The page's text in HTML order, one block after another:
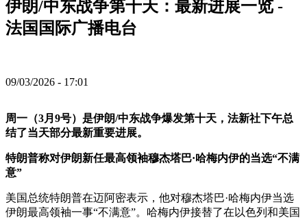
伊朗/中东战争第十天：最新进展一览 -
法国国际广播电台
09/03/2026 - 17:01
周一（3月9号）是伊朗/中东战争爆发第十天，法新社下午总
结了当天部分最新重要进展。
特朗普称对伊朗新任最高领袖穆杰塔巴·哈梅内伊的当选“不满
意”
美国总统特朗普在迈阿密表示，他对穆杰塔巴·哈梅内伊当选
伊朗最高领袖一事“不满意”。哈梅内伊接替了在以色列和美国